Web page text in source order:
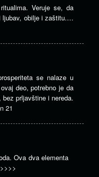
Veruje se, da
ljubav, obilje i zaštitu.…
se nalaze u
deo, potrebno je da
prljavštine i nereda.
21
Ova dva elementa
>>>>